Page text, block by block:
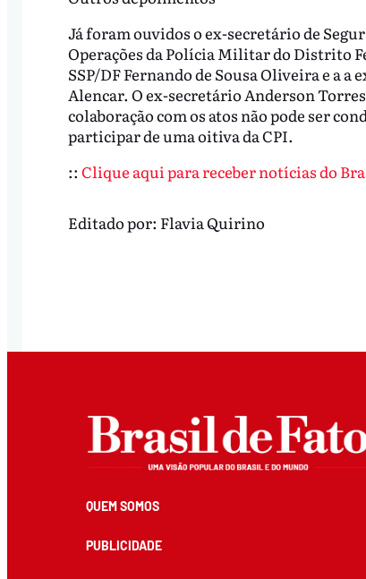
Já foram ouvidos o ex-secretário de
Operações da Polícia Militar do Distrito
SSP/DF Fernando de Sousa Oliveira e a
Alencar. O ex-secretário Anderson
colaboração com os atos não pode ser
participar de uma oitiva da CPI.
:: Clique aqui para receber notícias do
Editado por: Flavia Quirino
QUEM SOMOS
PUBLICIDADE